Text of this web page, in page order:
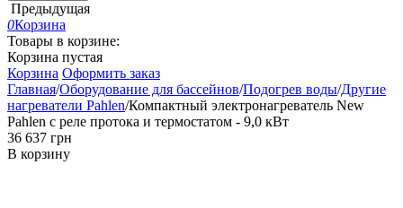
Предыдущая
0Корзина
Товары в корзине:
Корзина пустая
Корзина Оформить заказ
Главная/Оборудование для бассейнов/Подогрев воды/Другие
нагреватели Pahlen/Компактный электронагреватель New
Pahlen с реле протока и термостатом - 9,0 кВт
‍36 637‍ грн
В корзину